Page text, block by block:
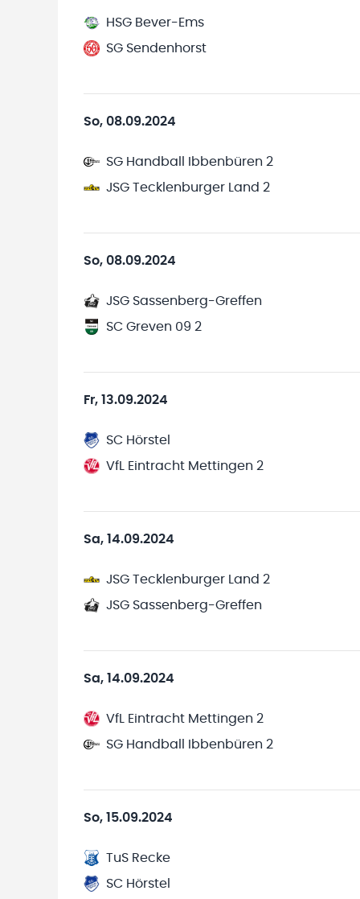
HSG Bever-Ems
SG Sendenhorst
So, 08.09.2024
SG Handball Ibbenbüren 2
JSG Tecklenburger Land 2
So, 08.09.2024
JSG Sassenberg-Greffen
SC Greven 09 2
Fr, 13.09.2024
SC Hörstel
VfL Eintracht Mettingen 2
Sa, 14.09.2024
JSG Tecklenburger Land 2
JSG Sassenberg-Greffen
Sa, 14.09.2024
VfL Eintracht Mettingen 2
SG Handball Ibbenbüren 2
So, 15.09.2024
TuS Recke
SC Hörstel